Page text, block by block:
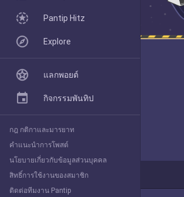
Pantip Pick
Explore
Pantip Hitz
Explore
แลกพอยต์
กิจกรรมพันทิป
กฎ กติกาและมารยาท
คำแนะนำการโพสต์
นโยบายเกี่ยวกับข้อมูลส่วนบุคคล
สิทธิ์การใช้งานของสมาชิก
ติดต่อทีมงาน Pantip